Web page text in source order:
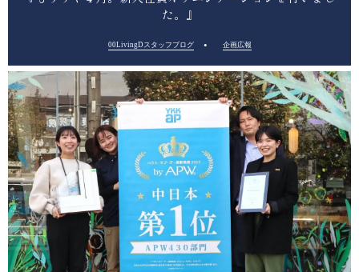
た。』
00LivingDスタッフブログ 企画広報